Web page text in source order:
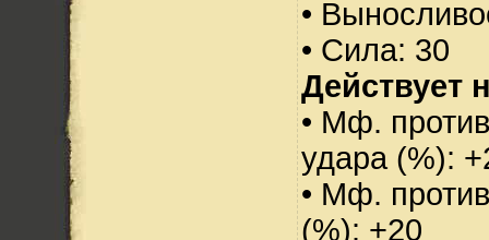
•
• Сила: 30
Действует
• Мф.
удара (%):
• Мф.
(%): +20